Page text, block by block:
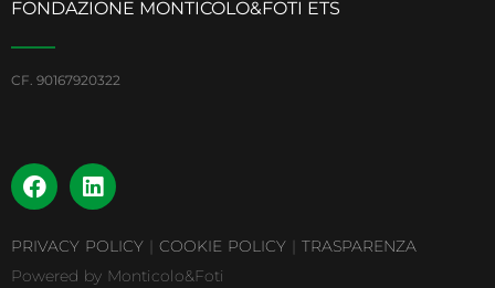
FONDAZIONE MONTICOLO&FOTI ETS
CF. 90167920322
PRIVACY POLICY | COOKIE POLICY | TRASPARENZA
Powered by Monticolo&Foti